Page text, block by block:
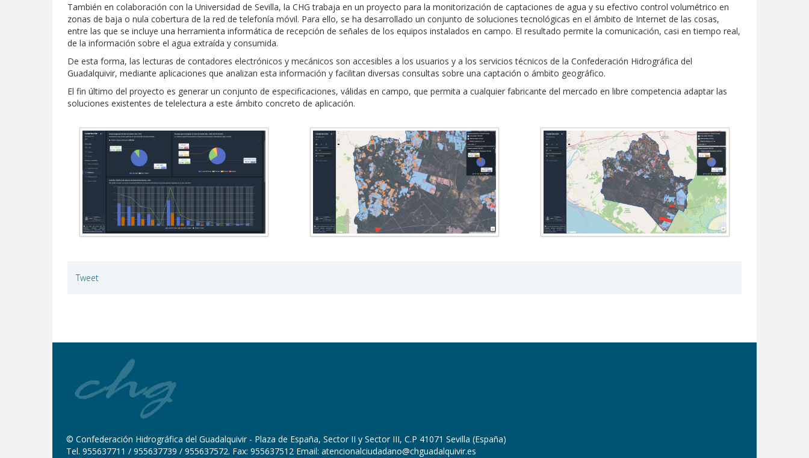
También en colaboración con la Universidad de Sevilla, la CHG trabaja en un proyecto para la monitorización de captaciones de agua y su efectivo control volumétrico en
zonas de baja o nula cobertura de la red de telefonía móvil. Para ello, se ha desarrollado un conjunto de soluciones tecnológicas en el ámbito de Internet de las cosas,
entre las que se incluye una herramienta informática de recepción de señales de los equipos instalados en campo. El resultado permite la comunicación, casi en tiempo real,
de la información sobre el agua extraída y consumida.
De esta forma, las lecturas de contadores electrónicos y mecánicos son accesibles a los usuarios y a los servicios técnicos de la Confederación Hidrográfica del
Guadalquivir, mediante aplicaciones que analizan esta información y facilitan diversas consultas sobre una captación o ámbito geográfico.
El fin último del proyecto es generar un conjunto de especificaciones, válidas en campo, que permita a cualquier fabricante del mercado en libre competencia adaptar las
soluciones existentes de telelectura a este ámbito concreto de aplicación.
Tweet
© Confederación Hidrográfica del Guadalquivir - Plaza de España, Sector II y Sector III, C.P 41071 Sevilla (España)
Tel. 955637711 / 955637739 / 955637572. Fax: 955637512 Email: atencionalciudadano@chguadalquivir.es